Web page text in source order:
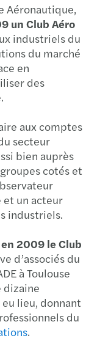
Aéronautique,
un Club Aéro
industriels du
du marché
en
des
aux comptes
secteur
bien auprès
cotés et
et un acteur
industriels.
en 2009 le Club
d’associés du
à Toulouse
dizaine
lieu, donnant
du
.